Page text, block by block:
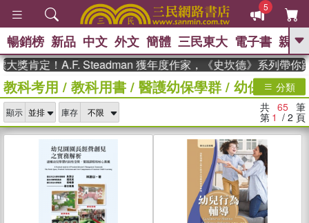
5
GO
熱搜： 東野圭吾 、 高希均教授回憶錄
、 The Odyssey 、 父親節 、 如果歷
國際布克
獎 臺灣漫遊錄 、 方念華 、 台灣的李
數學女孩：黎曼猜想
偉大的迷走神經
暢銷榜 新品 中文 外文 簡體 三民東大 電子書 親子
！A.F. Steadman 獲年度作家，《史坎德》系列帶你踏上熱
教科考用 / 教科用書/ 醫護幼保學群/ 幼保 分類
顯示 庫存 共 65 筆
第 1 / 2 頁